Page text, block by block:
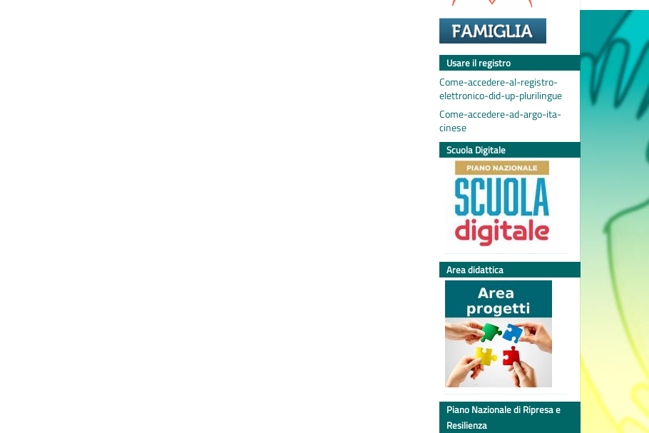
Usare il registro
Come-accedere-al-registro-
elettronico-did-up-plurilingue
Come-accedere-ad-argo-ita-
cinese
Scuola Digitale
Area didattica
Piano Nazionale di Ripresa e
Resilienza